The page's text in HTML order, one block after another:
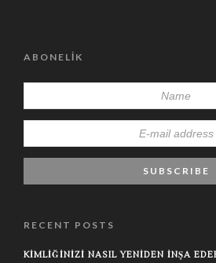
ABONELIK
RECENT POSTS
KIMLIĞINIZI NASIL YENIDEN İNŞA